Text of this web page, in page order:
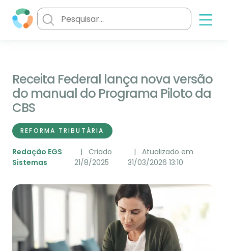
Receita Federal lança nova versão
do manual do Programa Piloto da
CBS
REFORMA TRIBUTÁRIA
Redação EGS
Sistemas
Criado
21/8/2025
Atualizado em
31/03/2026 13:10